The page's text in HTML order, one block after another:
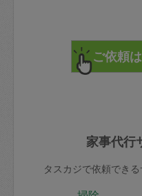
家事代行
タスカジで依頼でき